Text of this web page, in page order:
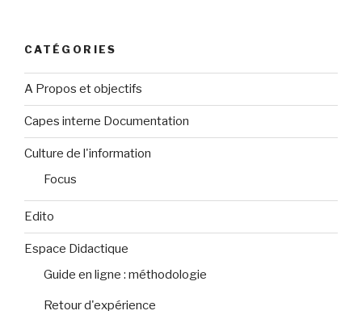
CATÉGORIES
A Propos et objectifs
Capes interne Documentation
Culture de l'information
Focus
Edito
Espace Didactique
Guide en ligne : méthodologie
Retour d'expérience